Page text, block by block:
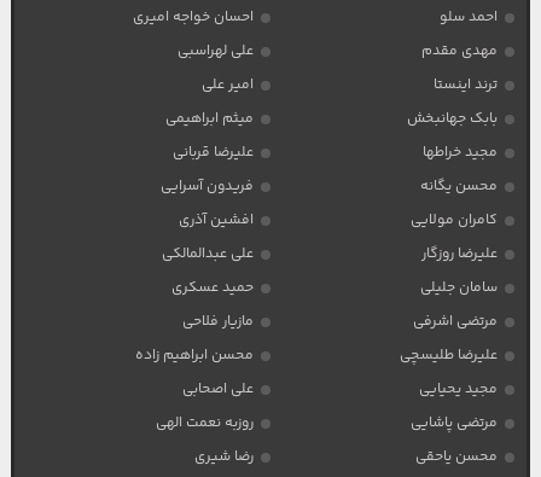
احمد سلو
احسان خواجه امیری
مهدی مقدم
علی لهراسبی
ترند اینستا
امیر علی
بابک جهانبخش
میثم ابراهیمی
مجید خراطها
علیرضا قربانی
محسن یگانه
فریدون آسرایی
کامران مولایی
افشین آذری
علیرضا روزگار
علی عبدالمالکی
سامان جلیلی
حمید عسکری
مرتضی اشرفی
مازیار فلاحی
علیرضا طلیسچی
محسن ابراهیم زاده
مجید یحیایی
علی اصحابی
مرتضی پاشایی
روزبه نعمت الهی
محسن یاحقی
رضا شیری